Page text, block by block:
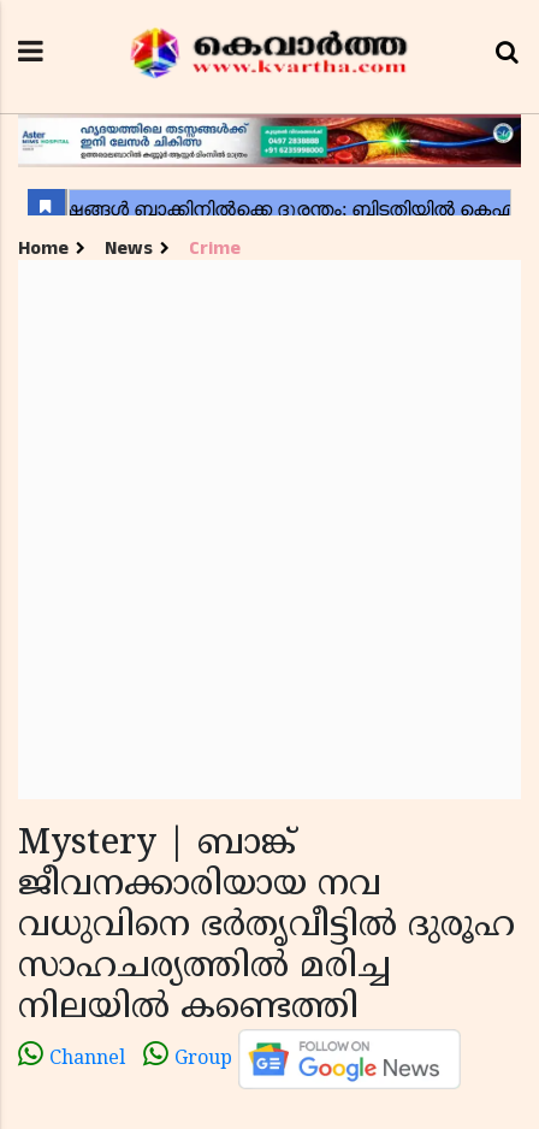
Home News Crime
Mystery | ബാങ്ക്
ജീവനക്കാരിയായ നവ
വധുവിനെ ഭർതൃവീട്ടിൽ ദുരൂഹ
സാഹചര്യത്തിൽ മരിച്ച
നിലയിൽ കണ്ടെത്തി
Channel Group